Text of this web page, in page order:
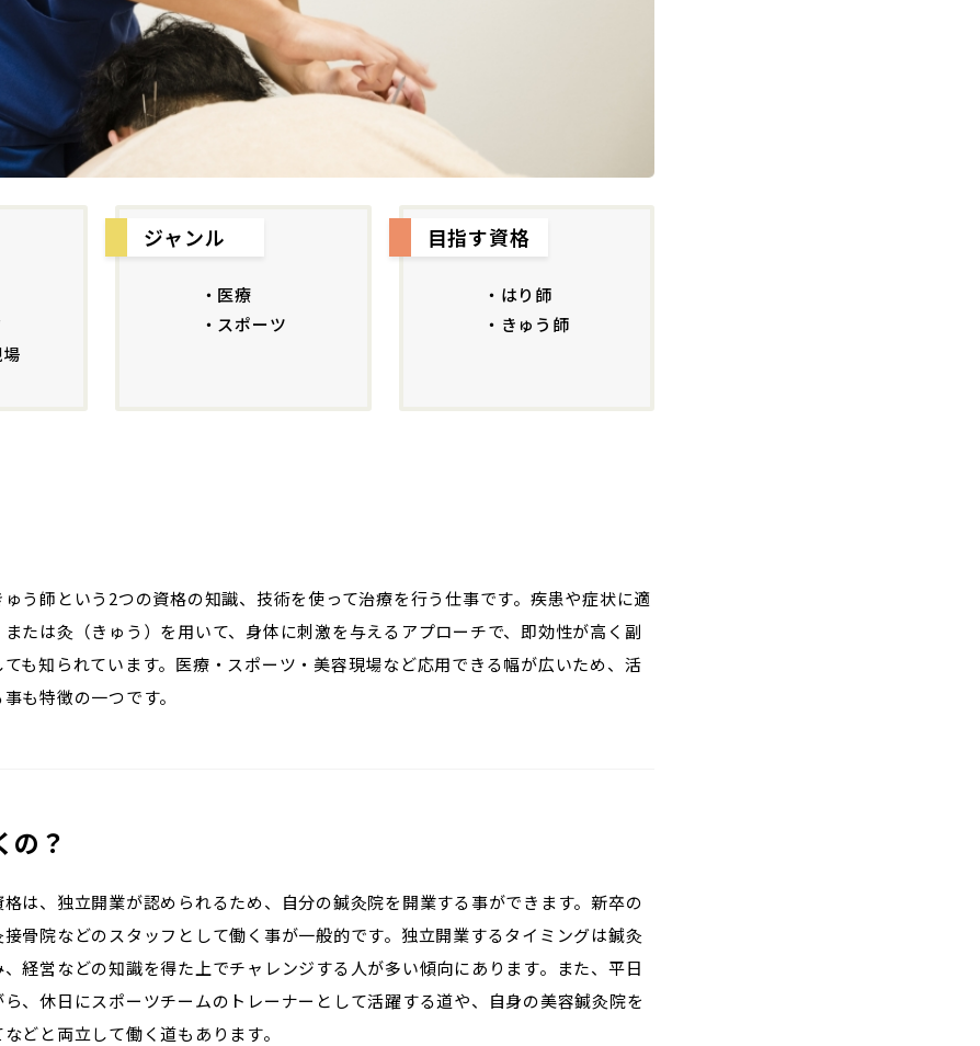
ジャンル
・医療
・スポーツ
目指す資格
・はり師
・きゅう師
う師という2つの資格の知識、技術を使って治療を行う仕事です。疾患や症状に適
たは灸（きゅう）を用いて、身体に刺激を与えるアプローチで、即効性が高く副
も知られています。医療・スポーツ・美容現場など応用できる幅が広いため、活
も特徴の一つです。
の？
は、独立開業が認められるため、自分の鍼灸院を開業する事ができます。新卒の
骨院などのスタッフとして働く事が一般的です。独立開業するタイミングは鍼灸
経営などの知識を得た上でチャレンジする人が多い傾向にあります。また、平日
、休日にスポーツチームのトレーナーとして活躍する道や、自身の美容鍼灸院を
どと両立して働く道もあります。